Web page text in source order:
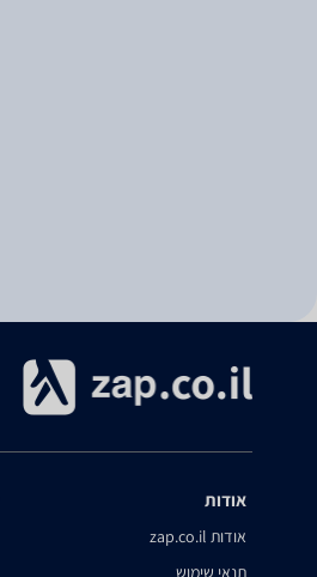
אודות
אודות zap.co.il
תנאי שימוש